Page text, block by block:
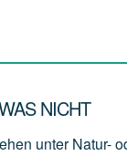
NICHT
unter Natur-